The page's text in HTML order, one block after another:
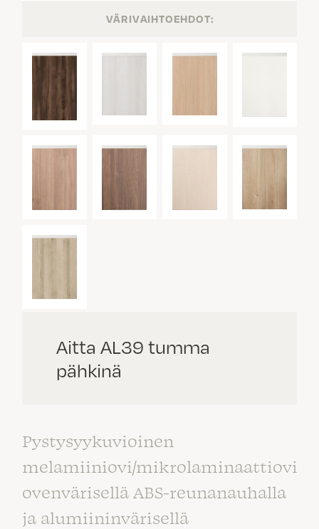
VÄRIVAIHTOEHDOT:
Aitta AL39 tumma
pähkinä
Pystysyykuvioinen
melamiiniovi/mikrolaminaattiovi
ovenvärisellä ABS-reunanauhalla
ja alumiininvärisellä